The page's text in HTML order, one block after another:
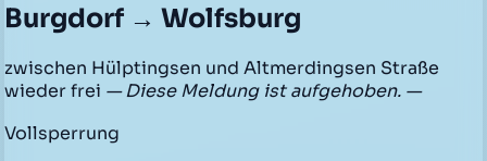
Burgdorf → Wolfsburg
zwischen Hülptingsen und Altmerdingsen Straße
wieder frei — Diese Meldung ist aufgehoben. —
Vollsperrung